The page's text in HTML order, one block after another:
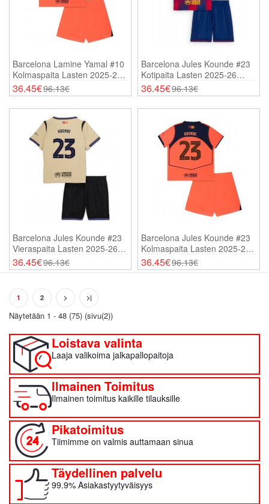
Barcelona Lamine Yamal #10
Kolmaspaita Lasten 2025-26
Lyhythihainen (+ Shortsit)
36.45€96.13€
Barcelona Jules Kounde #23
Kotipaita Lasten 2025-26
Lyhythihainen (+ Shortsit)
36.45€96.13€
Barcelona Jules Kounde #23
Vieraspaita Lasten 2025-26
Lyhythihainen (+ Shortsit)
36.45€96.13€
Barcelona Jules Kounde #23
Kolmaspaita Lasten 2025-26
Lyhythihainen (+ Shortsit)
36.45€96.13€
1 2 > >|
Näytetään 1 - 48 (75) (sivu(2))
Loistava valinta
Laaja valikoima jalkapallopaitoja
Ilmainen Toimitus
Ilmainen toimitus kaikille tilauksille
Pikatoimitus
Tiimimme on valmis auttamaan sinua
Täydellinen palvelu
99.9% Asiakastyytyväisyys